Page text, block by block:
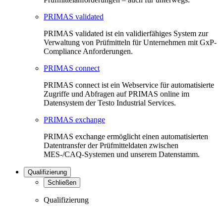
PRIMAS validated
PRIMAS validated ist ein validierfähiges System zur
Verwaltung von Prüfmitteln für Unternehmen mit GxP-
Compliance Anforderungen.
PRIMAS connect
PRIMAS connect ist ein Webservice für automatisierte
Zugriffe und Abfragen auf PRIMAS online im
Datensystem der Testo Industrial Services.
PRIMAS exchange
PRIMAS exchange ermöglicht einen automatisierten
Datentransfer der Prüfmitteldaten zwischen
MES-/CAQ-Systemen und unserem Datenstamm.
Qualifizierung
Schließen
Qualifizierung